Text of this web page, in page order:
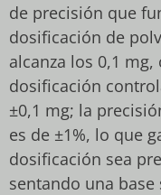
de precisión que
dosificación de
alcanza los 0,1
dosificación
±0,1 mg; la
es de ±1%, lo que
dosificación sea
sentando una